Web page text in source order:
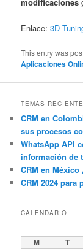
Enlace:3D
This entry was
Aplicaciones
TEMAS
CRM en
sus procesos
WhatsApp API
información de
CRM en
CRM 2024 para
CALENDARIO
M T